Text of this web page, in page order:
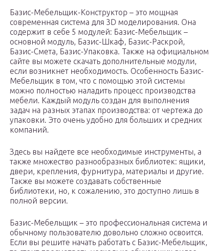
Базис-Мебельщик-Конструктор – это мощная
современная система для 3D моделирования. Она
содержит в себе 5 модулей: Базис-Мебельщик –
основной модуль, Базис-Шкаф, Базис-Раскрой,
Базис-Смета, Базис-Упаковка. Также на официальном
сайте вы можете скачать дополнительные модули,
если возникнет необходимость. Особенность Базис-
Мебельщик в том, что с помощью этой системы
можно полностью наладить процесс производства
мебели. Каждый модуль создан для выполнения
задач на разных этапах производства: от чертежа до
упаковки. Это очень удобно для больших и средних
компаний.
Здесь вы найдете все необходимые инструменты, а
также множество разнообразных библиотек: ящики,
двери, крепления, фурнитура, материалы и другие.
Также вы можете создавать собственные
библиотеки, но, к сожалению, это доступно лишь в
полной версии.
Базис-Мебельщик – это профессиональная система и
обычному пользователю довольно сложно освоится.
Если вы решите начать работать с Базис-Мебельщик,